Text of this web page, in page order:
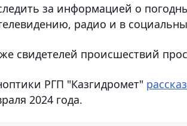
за информацией о
радио и в
свидетелей происшествий
РГП "Казгидромет"
2024 года.